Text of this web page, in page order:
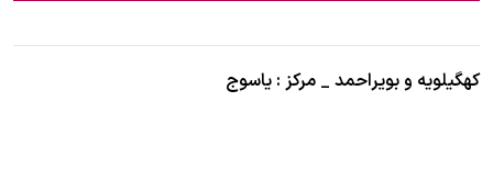
کهگیلویه و بویراحمد _ مرکز : یاسوج